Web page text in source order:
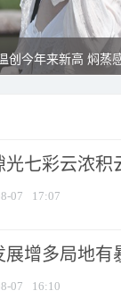
创今年来新高 焖蒸
光七彩云浓积
07 17:07
展增多局地有
07 16:10